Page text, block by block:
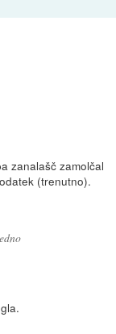
zanalašč zamolčal
(trenutno).